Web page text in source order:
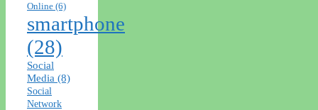
Online (6)
smartphone
(28)
Social
Media (8)
Social
Network